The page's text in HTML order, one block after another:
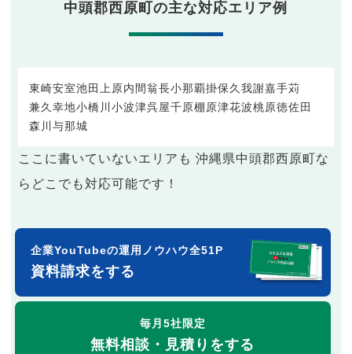
中頭郡西原町の主な対応エリア例
東崎安室池田 上原内間翁長小那覇掛保久 我謝嘉手苅
兼久 幸地小橋川小波津呉屋千原棚原津花波桃原徳佐田
森川与那城
ここに書いていないエリアも 沖縄県中頭郡西原町な
らどこでも対応可能です！
企業YouTubeの運用ノウハウ全51P
資料請求をする
毎月5社限定
無料相談・見積りをする